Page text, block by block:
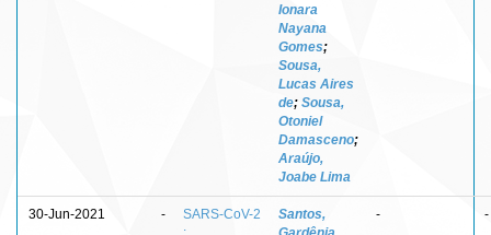
Ionara
Nayana
Gomes;
Sousa,
Lucas Aires
de; Sousa,
Otoniel
Damasceno;
Araújo,
Joabe Lima
30-Jun-2021 -
SARS-CoV-2
Santos,
- -